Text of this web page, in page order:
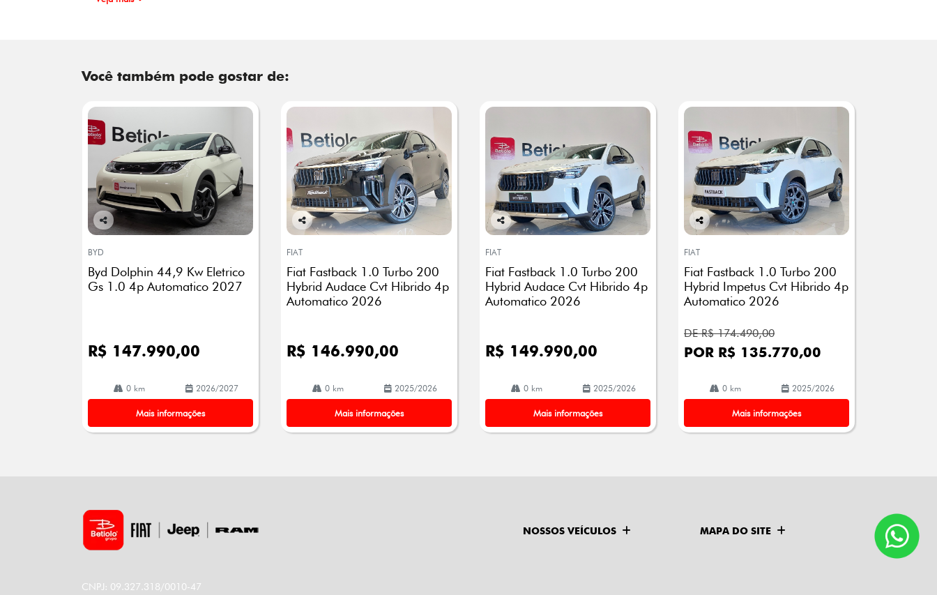
Você também pode gostar de:
Co
arti
lhe
BYD
Byd Dolphin 44,9 Kw Eletrico
Gs 1.0 4p Automatico 2027
R$ 147.990,00
0 km 2026/2027
Mais informações
Co
arti
lhe
FIAT
Fiat Fastback 1.0 Turbo 200
Hybrid Audace Cvt Hibrido 4p
Automatico 2026
R$ 146.990,00
0 km 2025/2026
Mais informações
Co
arti
lhe
FIAT
Fiat Fastback 1.0 Turbo 200
Hybrid Audace Cvt Hibrido 4p
Automatico 2026
R$ 149.990,00
0 km 2025/2026
Mais informações
Co
arti
lhe
FIAT
Fiat Fastback 1.0 Turbo 200
Hybrid Impetus Cvt Hibrido 4p
Automatico 2026
DE R$ 174.490,00
POR R$ 135.770,00
0 km 2025/2026
Mais informações
NOSSOS VEÍCULOS MAPA DO SITE
CNPJ: 09.327.318/0010-47